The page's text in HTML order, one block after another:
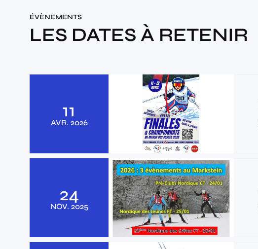
ÉVÈNEMENTS
LES DATES À RETENIR
11
AVR. 2026
24
NOV. 2025